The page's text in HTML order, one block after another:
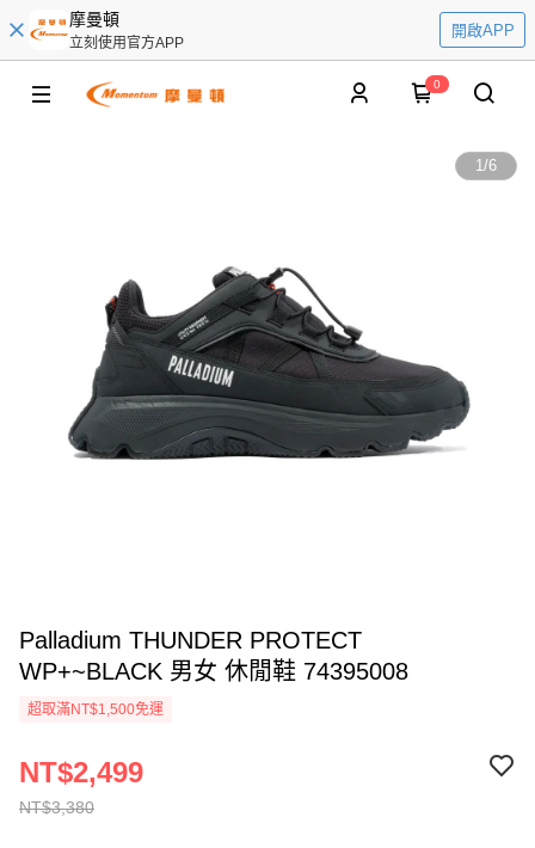
摩曼頓
立刻使用官方APP
開啟APP
0
1/6
Palladium THUNDER PROTECT
WP+~BLACK 男女 休閒鞋 74395008
超取滿NT$1,500免運
NT$3,380
NT$2,499